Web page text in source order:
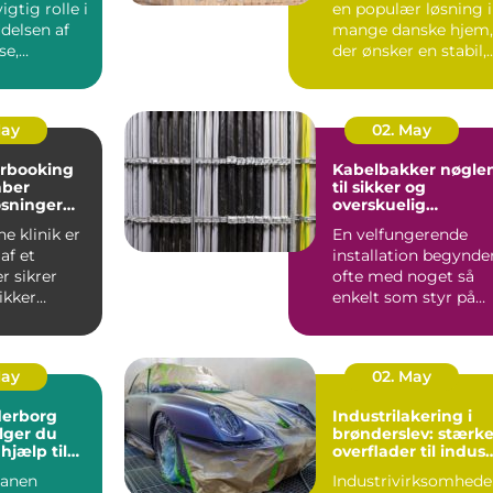
rolle i
af
en populær løsning i
mange danske hjem,
der ønsker en stabil,
klinik er
et
sikrer
02. May
Kabelbakker nøglen
til sikker og
overskuelig
En velfungerende
installation
ofte med noget så
enkelt som styr på
da...
du
hjælp til
02. May
Industrilakering i
brønderslev: stærke
overflader til